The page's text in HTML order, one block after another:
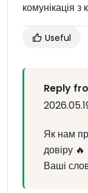
комунікація з
Useful
Reply
Як нам
довіру 🔥
Ваші